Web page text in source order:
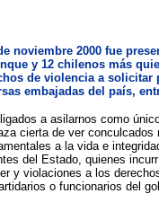
noviembre 2000 fue
y 12 chilenos más
de violencia a solicitar
embajadas del país,
a asilarnos como
cierta de ver conculcados
a la vida e
del Estado, quienes
y violaciones a los
o funcionarios del